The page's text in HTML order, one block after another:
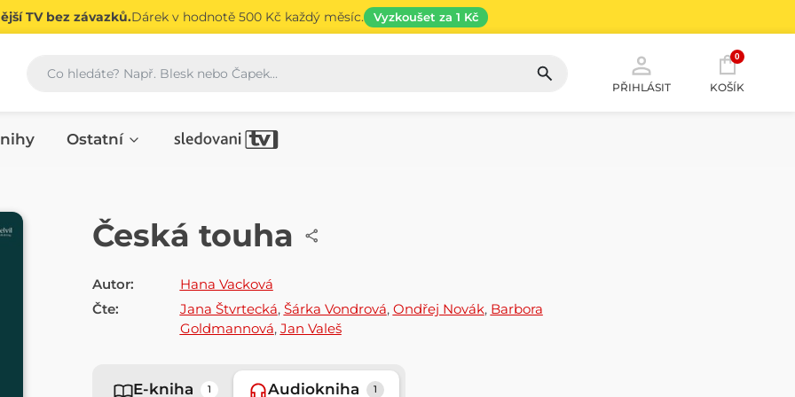
TV bez závazků.Dárek v hodnotě 500 Kč každý měsíc. Vyzkoušet za 1 Kč
Vyhledávání
PŘIHLÁSIT
0
KOŠÍK
Ostatní
AUDIOKNIHA
Česká touha
Autor:
Hana Vacková
Čte:
Jana Štvrtecká, Šárka Vondrová, Ondřej Novák, Barbora
Goldmannová, Jan Valeš
E-kniha 1 Audiokniha 1